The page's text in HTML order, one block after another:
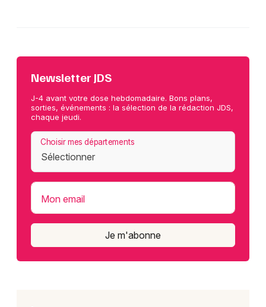
Newsletter JDS
J-4 avant votre dose hebdomadaire. Bons plans,
sorties, événements : la sélection de la rédaction JDS,
chaque jeudi.
Choisir mes départements
Mon email
Je m'abonne